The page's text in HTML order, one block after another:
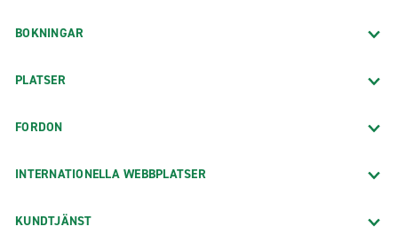
BOKNINGAR
PLATSER
FORDON
INTERNATIONELLA WEBBPLATSER
KUNDTJÄNST